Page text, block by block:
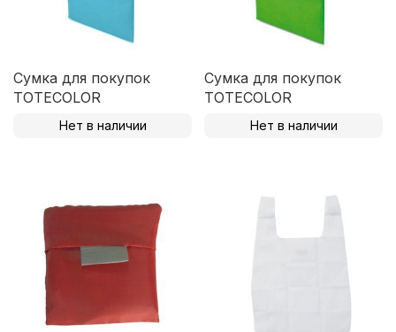
Сумка для покупок
TOTECOLOR
Нет в наличии
Сумка для покупок
TOTECOLOR
Нет в наличии